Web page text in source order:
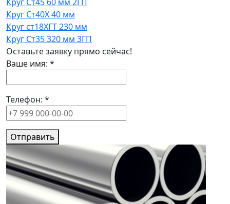
Круг Ст40Х 40 мм
Круг ст18ХГТ 230 мм
Круг Ст35 320 мм 3ГП
Оставьте заявку прямо сейчас!
Ваше имя: *
Телефон: *
Отправить